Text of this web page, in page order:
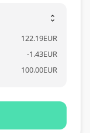
unfold_more
122.19EUR
-1.43EUR
100.00EUR